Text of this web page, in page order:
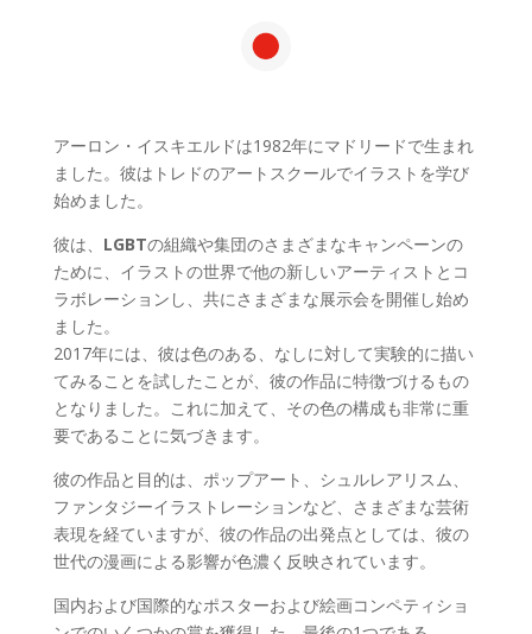
アーロン・イスキエルドは1982年にマドリードで生まれ
ました。彼はトレドのアートスクールでイラストを学び
始めました。
彼は、 LGBTの組織や集団のさまざまなキャンペーンの
ために、イラストの世界で他の新しいアーティストとコ
ラボレーションし、共にさまざまな展示会を開催し始め
ました。
2017年には、彼は色のある、なしに対して実験的に描い
てみることを試したことが、彼の作品に特徴づけるもの
となりました。これに加えて、その色の構成も非常に重
要であることに気づきます。
彼の作品と目的は、ポップアート、シュルレアリスム、
ファンタジーイラストレーションなど、さまざまな芸術
表現を経ていますが、彼の作品の出発点としては、彼の
世代の漫画による影響が色濃く反映されています。
国内および国際的なポスターおよび絵画コンペティショ